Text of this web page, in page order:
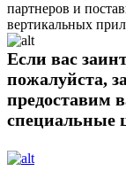
партнеров и
вертикальных
Если вас
пожалуйста,
предоставим
специальные